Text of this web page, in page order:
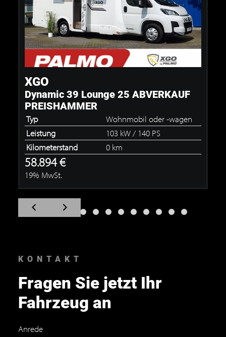
XGO
Dynamic 39 Lounge 25 ABVERKAUF
PREISHAMMER
Typ
Wohnmobil oder -wagen
Leistung
103 kW / 140 PS
Kilometerstand
0 km
58.894 €
19% MwSt.
Zum
vorherigen
Zum
nächsten
KONTAKT
Fragen Sie jetzt Ihr
Fahrzeug an
Anrede